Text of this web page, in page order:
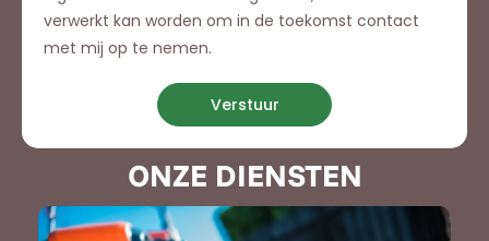
verwerkt kan worden om in de toekomst contact
met mij op te nemen.
Verstuur
ONZE DIENSTEN